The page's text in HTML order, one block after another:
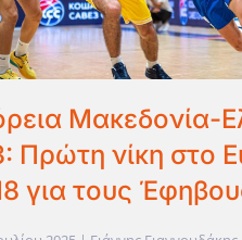
Μακεδονία-
Πρώτη νίκη στο
για τους